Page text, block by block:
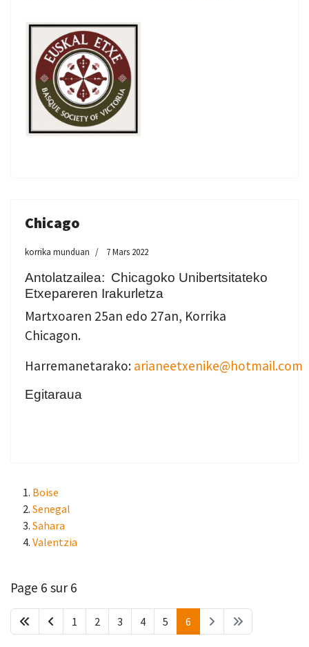
Chicago
korrika munduan 7 Mars 2022
Antolatzailea: Chicagoko Unibertsitateko
Etxepareren Irakurletza
Martxoaren 25an edo 27an, Korrika
Chicagon.
Harremanetarako: arianeetxenike@hotmail.com
Egitaraua
Boise
Senegal
Sahara
Valentzia
Page 6 sur 6
1 2 3 4 5 6